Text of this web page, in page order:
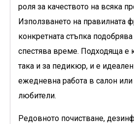
роля за качеството на всяка
Използването на правилната
конкретната стъпка подобрява
спестява време. Подходяща е
така и за педикюр, и е
ежедневна работа в салон
любители.
Редовното почистване,